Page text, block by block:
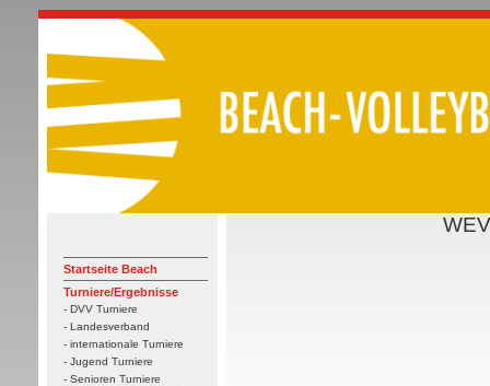
Startseite Beach
Turniere/Ergebnisse
- DVV Turniere
- Landesverband
- internationale Turniere
- Jugend Turniere
- Senioren Turniere